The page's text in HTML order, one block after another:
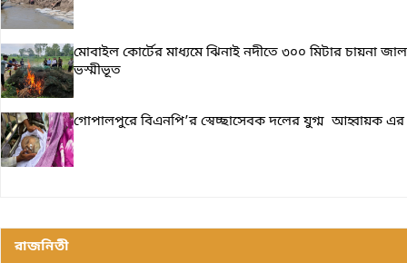
মোবাইল কোর্টের মাধ্যমে ঝিনাই নদীতে ৩০০ মিটার চায়না
ভস্মীভূত
গোপালপুরে বিএনপি’র স্বেচ্ছাসেবক দলের যুগ্ম আহ্বায়ক এর
রাজনিতী